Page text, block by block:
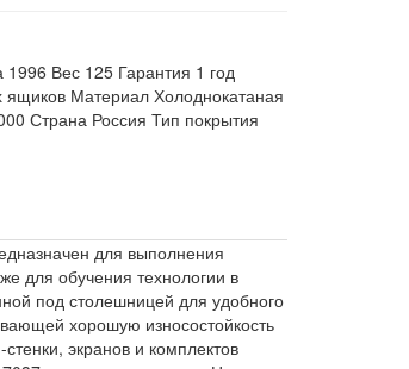
1996 Вес 125 Гарантия 1 год
ящиков Материал Холоднокатаная
Страна Россия Тип покрытия
для выполнения
для обучения технологии в
под столешницей для удобного
хорошую износостойкость
экранов и комплектов